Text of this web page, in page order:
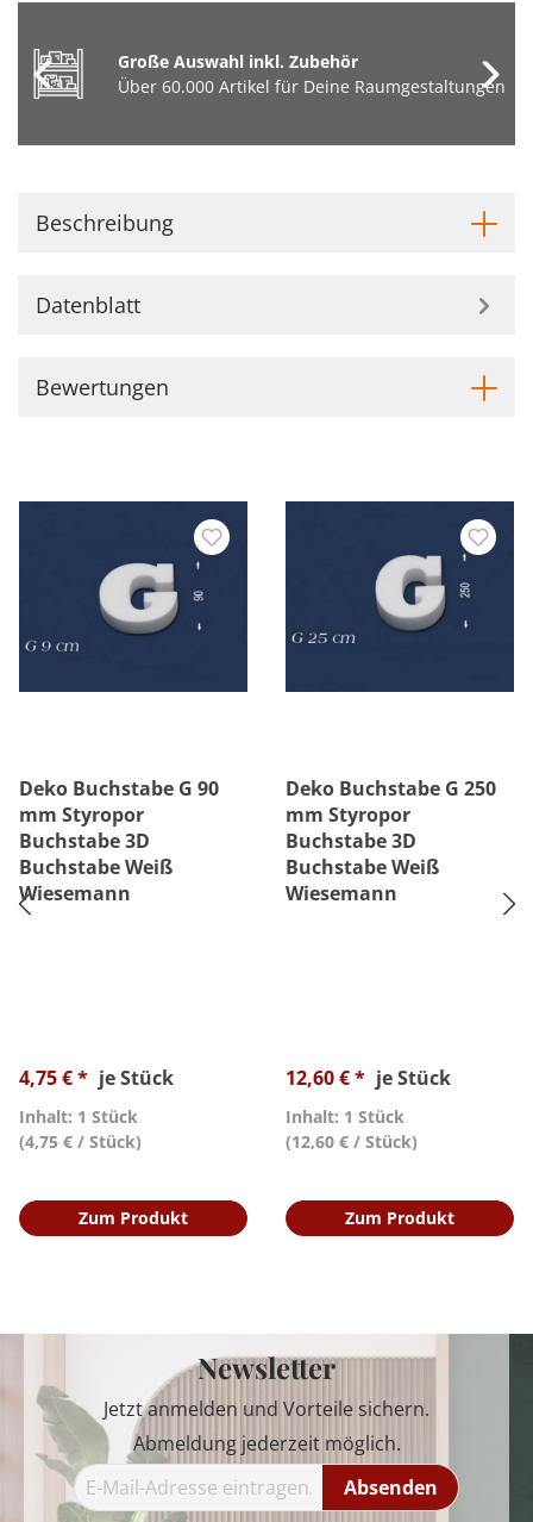
Große Auswahl inkl. Zubehör
Über 60.000 Artikel für Deine Raumgestaltungen
Beschreibung
Datenblatt
Bewertungen
Deko Buchstabe G 90
mm Styropor
Buchstabe 3D
Buchstabe Weiß
Wiesemann
4,75 € * je Stück
Inhalt: 1 Stück
(4,75 € / Stück)
Zum Produkt
Deko Buchstabe G 250
mm Styropor
Buchstabe 3D
Buchstabe Weiß
Wiesemann
12,60 € * je Stück
Inhalt: 1 Stück
(12,60 € / Stück)
Zum Produkt
Newsletter
Jetzt anmelden und Vorteile sichern.
Abmeldung jederzeit möglich.
Absenden